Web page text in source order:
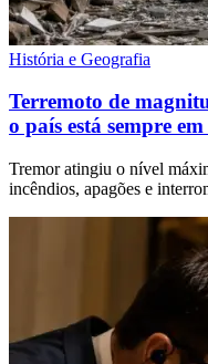
História e Geografia
Terremoto de
o país está sempre
Tremor atingiu o nível
incêndios, apagões e